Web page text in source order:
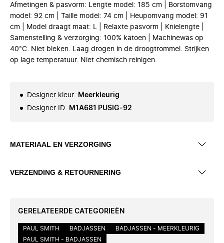
Afmetingen & pasvorm: Lengte model: 185 cm | Borstomvang
model: 92 cm | Taille model: 74 cm | Heupomvang model: 91
cm | Model draagt maat: L | Relaxte pasvorm | Knielengte |
Samenstelling & verzorging: 100% katoen | Machinewas op
40°C. Niet bleken. Laag drogen in de droogtrommel. Strijken
op lage temperatuur. Niet chemisch reinigen.
Designer kleur: Meerkleurig
Designer ID: M1A681 PUSIG-92
MATERIAAL EN VERZORGING
VERZENDING & RETOURNERING
GERELATEERDE CATEGORIEËN
PAUL SMITH BADJASSEN
BADJASSEN - MEERKLEURIG
PAUL SMITH - BADJASSEN